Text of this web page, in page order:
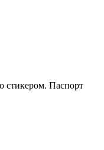
стикером. Паспорт